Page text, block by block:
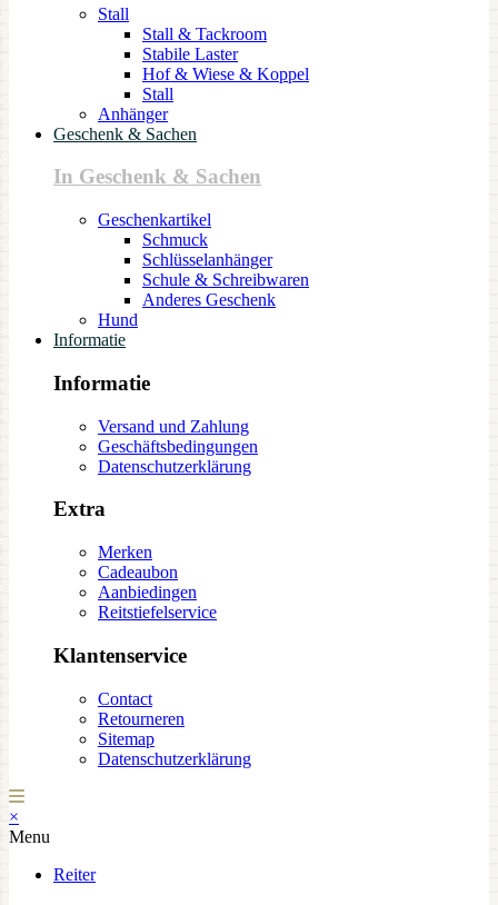
Stall
Stall & Tackroom
Stabile Laster
Hof & Wiese & Koppel
Stall
Anhänger
Geschenk & Sachen
In Geschenk & Sachen
Geschenkartikel
Schmuck
Schlüsselanhänger
Schule & Schreibwaren
Anderes Geschenk
Hund
Informatie
Informatie
Versand und Zahlung
Geschäftsbedingungen
Datenschutzerklärung
Extra
Merken
Cadeaubon
Aanbiedingen
Reitstiefelservice
Klantenservice
Contact
Retourneren
Sitemap
Datenschutzerklärung
×
Menu
Reiter